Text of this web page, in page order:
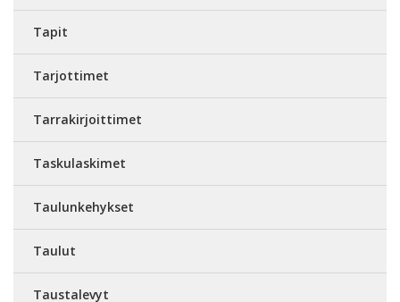
Tapit
Tarjottimet
Tarrakirjoittimet
Taskulaskimet
Taulunkehykset
Taulut
Taustalevyt